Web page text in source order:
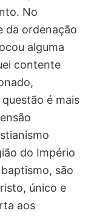
No
da ordenação
alguma
contente
é mais
do Império
são
único e
aos